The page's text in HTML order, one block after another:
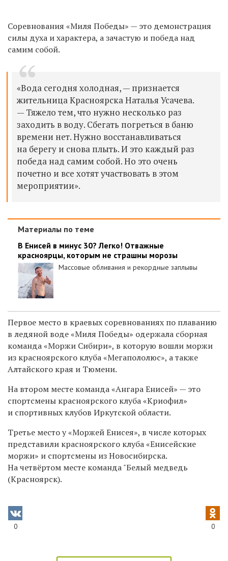
Соревнования «Миля Победы» — это демонстрация
силы духа и характера, а зачастую и победа над
самим собой.
«Вода сегодня холодная, — признается
жительница Красноярска Наталья Усачева.
— Тяжело тем, что нужно несколько раз
заходить в воду. Сбегать погреться в баню
времени нет. Нужно восстанавливаться
на берегу и снова плыть. И это каждый раз
победа над самим собой. Но это очень
почетно и все хотят участвовать в этом
мероприятии».
Материалы по теме
В Енисей в минус 30? Легко! Отважные
красноярцы, которым не страшны морозы
Массовые обливания и рекордные заплывы
Первое место в краевых соревнованиях по плаванию
в ледяной воде «Миля Победы» одержала сборная
команда «Моржи Сибири», в которую вошли моржи
из красноярского клуба «Мегапололюс», а также
Алтайского края и Тюмени.
На втором месте команда «Ангара Енисей» — это
спортсмены красноярского клуба «Криофил»
и спортивных клубов Иркутской области.
Третье место у «Моржей Енисея», в числе которых
представили красноярского клуба «Енисейские
моржи» и спортсмены из Новосибирска.
На четвёртом месте команда "Белый медведь
(Красноярск).
0 0